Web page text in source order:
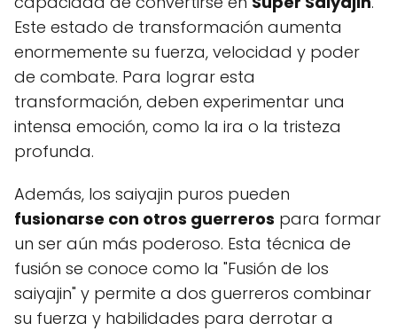
Este estado de transformación aumenta
enormemente su fuerza, velocidad y poder
de combate. Para lograr esta
transformación, deben experimentar una
intensa emoción, como la ira o la tristeza
profunda.
Además, los saiyajin puros pueden
fusionarse con otros guerreros para formar
un ser aún más poderoso. Esta técnica de
fusión se conoce como la "Fusión de los
saiyajin" y permite a dos guerreros combinar
su fuerza y habilidades para derrotar a